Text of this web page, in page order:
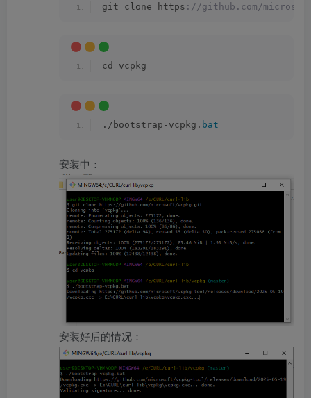
git clone https ://github.com/
cd vcpkg
./bootstrap-vcpkg. bat
安装中：
安装好后的情况：